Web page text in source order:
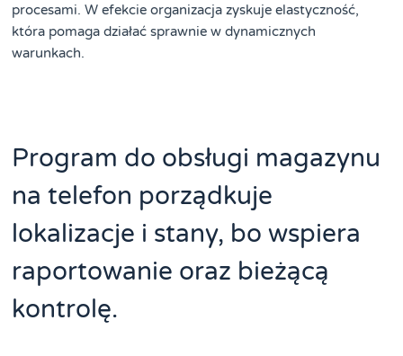
procesami. W efekcie organizacja zyskuje elastyczność,
która pomaga działać sprawnie w dynamicznych
warunkach.
Program do obsługi magazynu
na telefon porządkuje
lokalizacje i stany, bo wspiera
raportowanie oraz bieżącą
kontrolę.